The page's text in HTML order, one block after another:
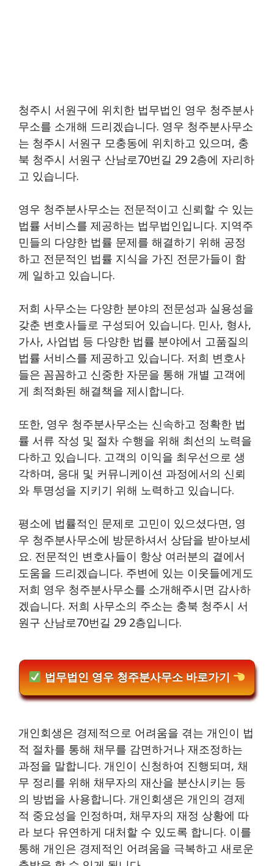
청주시 서원구에 위치한 법무법인 영우 청주분사
무소를 소개해 드리겠습니다. 영우 청주분사무소
는 청주시 서원구 모충동에 위치하고 있으며, 충
북 청주시 서원구 산남로70번길 29 2층에 자리하
고 있습니다.
영우 청주분사무소는 전문적이고 신뢰할 수 있는
법률 서비스를 제공하는 법무법인입니다. 지역주
민들의 다양한 법률 문제를 해결하기 위해 공정
하고 전문적인 법률 지식을 가진 전문가들이 함
께 일하고 있습니다.
저희 사무소는 다양한 분야의 전문성과 실용성을
갖춘 변호사들로 구성되어 있습니다. 민사, 형사,
가사, 사업법 등 다양한 법률 분야에서 고품질의
법률 서비스를 제공하고 있습니다. 저희 변호사
들은 꼼꼼하고 신중한 자문을 통해 개별 고객에
게 최적화된 해결책을 제시합니다.
또한, 영우 청주분사무소는 신속하고 정확한 법
률 서류 작성 및 절차 수행을 위해 최선의 노력을
다하고 있습니다. 고객의 이익을 최우선으로 생
각하며, 응대 및 커뮤니케이션 과정에서의 신뢰
와 투명성을 지키기 위해 노력하고 있습니다.
평소에 법률적인 문제로 고민이 있으셨다면, 영
우 청주분사무소에 방문하셔서 상담을 받아보세
요. 전문적인 변호사들이 항상 여러분의 곁에서
도움을 드리겠습니다. 주변에 있는 이웃들에게도
저희 영우 청주분사무소를 소개해주시면 감사하
겠습니다. 저희 사무소의 주소는 충북 청주시 서
원구 산남로70번길 29 2층입니다.
법무법인 영우 청주분사무소 바로가기
개인회생은 경제적으로 어려움을 겪는 개인이 법
적 절차를 통해 채무를 감면하거나 재조정하는
과정을 말합니다. 개인이 신청하여 진행되며, 채
무 정리를 위해 채무자의 재산을 분산시키는 등
의 방법을 사용합니다. 개인회생은 개인의 경제
적 중요성을 인정하며, 채무자의 재정 상황에 따
라 보다 유연하게 대처할 수 있도록 합니다. 이를
통해 개인은 경제적인 어려움을 극복하고 새로운